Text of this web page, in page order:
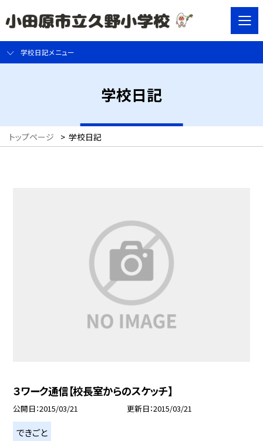
学校日記メニュー
学校日記
トップページ > 学校日記
３ワーク通信【校長室からのスケッチ】
公開日 2015/03/21 更新日 2015/03/21
できごと